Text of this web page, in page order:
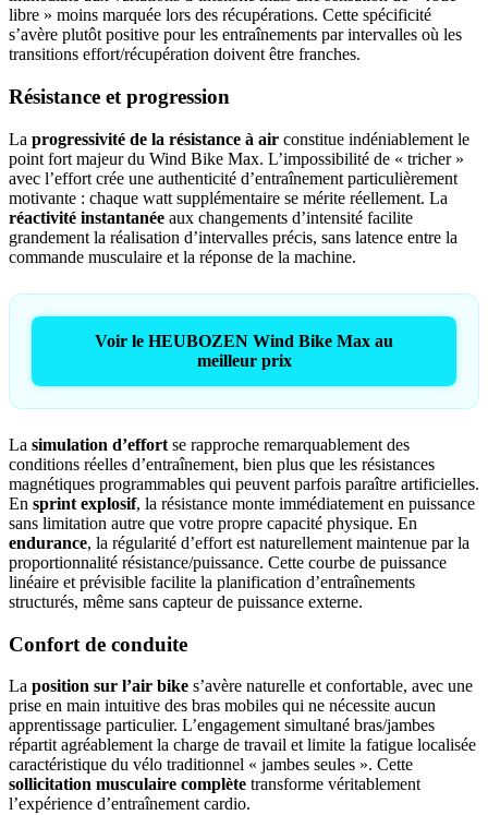
libre » moins marquée lors des récupérations. Cette spécificité
s’avère plutôt positive pour les entraînements par intervalles où les
transitions effort/récupération doivent être franches.
Résistance et progression
La progressivité de la résistance à air constitue indéniablement le
point fort majeur du Wind Bike Max. L’impossibilité de « tricher »
avec l’effort crée une authenticité d’entraînement particulièrement
motivante : chaque watt supplémentaire se mérite réellement. La
réactivité instantanée aux changements d’intensité facilite
grandement la réalisation d’intervalles précis, sans latence entre la
commande musculaire et la réponse de la machine.
Voir le HEUBOZEN Wind Bike Max au
meilleur prix
La simulation d’effort se rapproche remarquablement des
conditions réelles d’entraînement, bien plus que les résistances
magnétiques programmables qui peuvent parfois paraître artificielles.
En sprint explosif, la résistance monte immédiatement en puissance
sans limitation autre que votre propre capacité physique. En
endurance, la régularité d’effort est naturellement maintenue par la
proportionnalité résistance/puissance. Cette courbe de puissance
linéaire et prévisible facilite la planification d’entraînements
structurés, même sans capteur de puissance externe.
Confort de conduite
La position sur l’air bike s’avère naturelle et confortable, avec une
prise en main intuitive des bras mobiles qui ne nécessite aucun
apprentissage particulier. L’engagement simultané bras/jambes
répartit agréablement la charge de travail et limite la fatigue localisée
caractéristique du vélo traditionnel « jambes seules ». Cette
sollicitation musculaire complète transforme véritablement
l’expérience d’entraînement cardio.